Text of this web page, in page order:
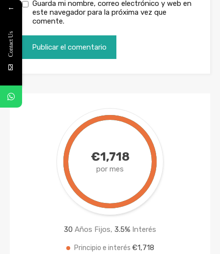
Guarda mi nombre, correo electrónico y web en
este navegador para la próxima vez que
comente.
€1,718
por mes
30 Años Fijos, 3.5% Interés
Principio e interés €1,718
←
Contact Us